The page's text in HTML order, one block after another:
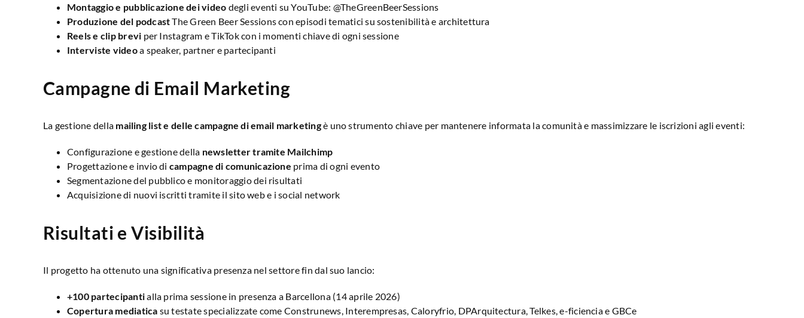
Montaggio e pubblicazione dei video degli eventi su YouTube: @TheGreenBeerSessions
Produzione del podcastThe Green Beer Sessions con episodi tematici su sostenibilità e architettura
Reels e clip brevi per Instagram e TikTok con i momenti chiave di ogni sessione
Interviste videoa speaker, partner e partecipanti
Campagne di Email Marketing
La gestione della mailing list e delle campagne di email marketingè uno strumento chiave per mantenere informata la comunità e massimizzare le iscrizioni agli eventi:
Configurazione e gestione della newsletter tramite Mailchimp
Progettazione e invio di campagne di comunicazione prima di ogni evento
Segmentazione del pubblico e monitoraggio dei risultati
Acquisizione di nuovi iscritti tramite il sito web e i social network
Risultati e Visibilità
Il progetto ha ottenuto una significativa presenza nel settore fin dal suo lancio:
+100 partecipantialla prima sessione in presenza a Barcellona (14 aprile 2026)
Copertura mediatica su testate specializzate come Construnews, Interempresas, Caloryfrio, DPArquitectura, Telkes, e-ficiencia e GBCe